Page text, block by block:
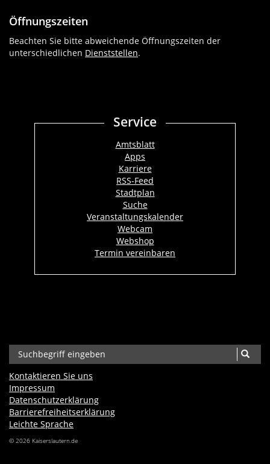
Öffnungszeiten
Beachten Sie bitte abweichende Öffnungszeiten der
unterschiedlichen Dienststellen.
Service
Amtsblatt
Apps
Karriere
RSS-Feed
Stadtplan
Suche
Veranstaltungskalender
Webcam
Webshop
Termin vereinbaren
Kontaktieren Sie uns
Impressum
Datenschutzerklärung
Barrierefreiheits­erklärung
Leichte Sprache
© 2026 Kaiserslautern.de